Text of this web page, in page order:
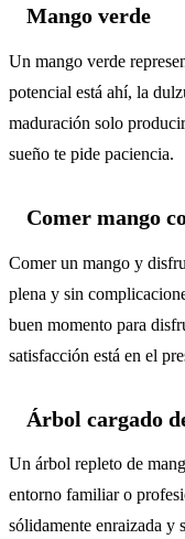
Mango verde
Un mango verde
potencial está ahí, la
maduración solo
sueño te pide paciencia.
Comer mango
Comer un mango y
plena y sin
buen momento para
satisfacción está en el
Árbol cargado
Un árbol repleto de
entorno familiar o
sólidamente enraizada y